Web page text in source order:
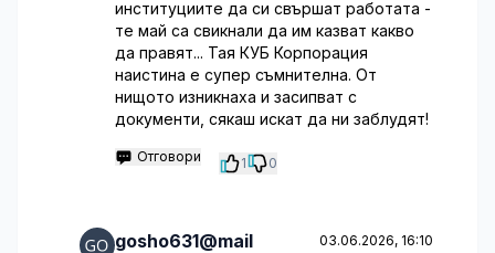
институциите да си свършат работата -
те май са свикнали да им казват какво
да правят... Тая КУБ Корпорация
наистина е супер съмнителна. От
нищото изникнаха и засипват с
документи, сякаш искат да ни заблудят!
Отговори 1 0
gosho631@mail 03.06.2026, 16:10